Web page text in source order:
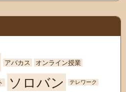
アバカス オンライン授業
ソロバン テレワーク